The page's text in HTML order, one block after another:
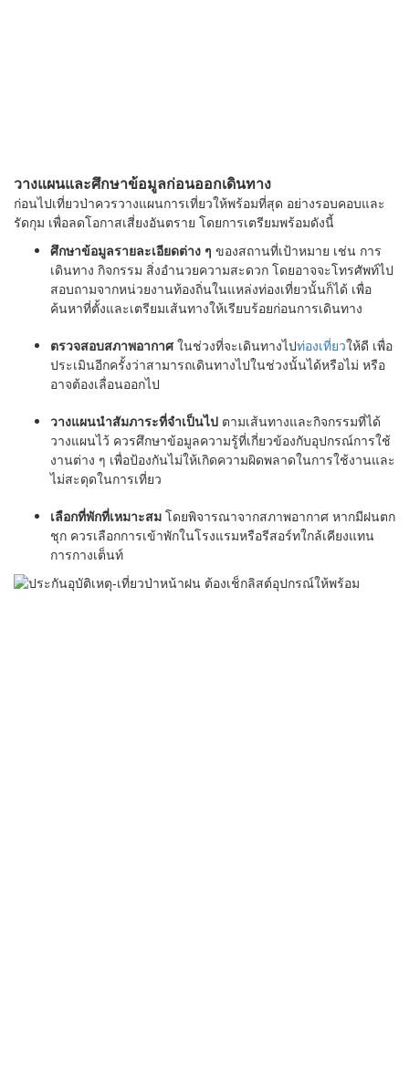
วางแผนและศึกษาข้อมูลก่อนออกเดินทาง
ก่อนไปเที่ยวป่าควรวางแผนการเที่ยวให้พร้อมที่สุด อย่างรอบคอบและ
รัดกุม เพื่อลดโอกาสเสี่ยงอันตราย โดยการเตรียมพร้อมดังนี้
ศึกษาข้อมูลรายละเอียดต่าง ๆ ของสถานที่เป้าหมาย เช่น การ
เดินทาง กิจกรรม สิ่งอำนวยความสะดวก โดยอาจจะโทรศัพท์ไป
สอบถามจากหน่วยงานท้องถิ่นในแหล่งท่องเที่ยวนั้นก็ได้ เพื่อ
ค้นหาที่ตั้งและเตรียมเส้นทางให้เรียบร้อยก่อนการเดินทาง
ตรวจสอบสภาพอากาศในช่วงที่จะเดินทางไปท่องเที่ยวให้ดี เพื่อ
ประเมินอีกครั้งว่าสามารถเดินทางไปในช่วงนั้นได้หรือไม่ หรือ
อาจต้องเลื่อนออกไป
วางแผนนำสัมภาระที่จำเป็นไป ตามเส้นทางและกิจกรรมที่ได้
วางแผนไว้ ควรศึกษาข้อมูลความรู้ที่เกี่ยวข้องกับอุปกรณ์การใช้
งานต่าง ๆ เพื่อป้องกันไม่ให้เกิดความผิดพลาดในการใช้งานและ
ไม่สะดุดในการเที่ยว
เลือกที่พักที่เหมาะสม โดยพิจารณาจากสภาพอากาศ หากมีฝนตก
ชุก ควรเลือกการเข้าพักในโรงแรมหรือรีสอร์ทใกล้เคียงแทน
การกางเต็นท์